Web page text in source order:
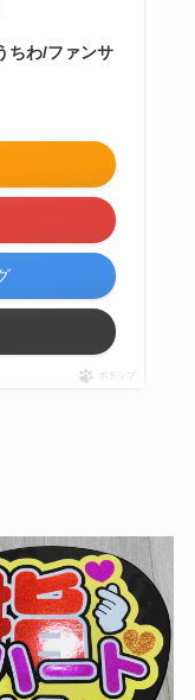
わ/ファンサ
ポチップ